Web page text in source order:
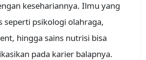
kesehariannya. Ilmu yang
seperti psikologi olahraga,
hingga sains nutrisi bisa
pada karier balapnya.